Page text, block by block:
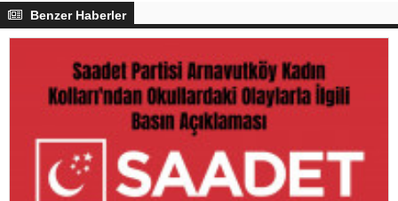
Benzer Haberler